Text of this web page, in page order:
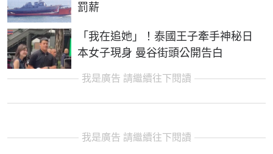
罰薪
「我在追她」！泰國王子牽手神秘日
本女子現身 曼谷街頭公開告白
我是廣告 請繼續往下閱讀
我是廣告 請繼續往下閱讀